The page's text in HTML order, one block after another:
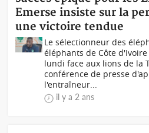
Emerse insiste sur la
une victoire tendue
Le sélectionneur des
éléphants de Côte
lundi face aux lions de la
conférence de presse
l'entraîneur...
il y a 2 ans